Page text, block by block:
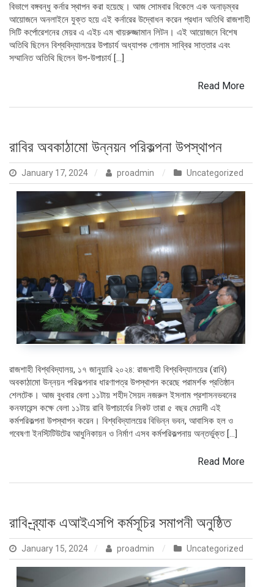
বিভাগে বঙ্গবন্ধু কর্নার স্থাপন করা হয়েছে। আজ সোমবার বিকেলে এক অনাড়ম্বর
আয়োজনে অনলাইনে যুক্ত হয়ে এই কর্নারের উদ্বোধন করেন প্রধান অতিথি রাজশাহী
সিটি কর্পোরেশনের মেয়র এ এইচ এম খায়রুজ্জামান লিটন। এই আয়োজনে বিশেষ
অতিথি ছিলেন বিশ্ববিদ্যালয়ের উপাচার্য অধ্যাপক গোলাম সাব্বির সাত্তার এবং
সম্মানিত অতিথি ছিলেন উপ-উপাচার্য […]
Read More
রাবির অবকাঠামো উন্নয়ন পরিকল্পনা উপস্থাপন
January 17, 2024 proadmin Uncategorized
রাজশাহী বিশ্ববিদ্যালয়, ১৭ জানুয়ারি ২০২৪: রাজশাহী বিশ্ববিদ্যালয়ের (রাবি)
অবকাঠামো উন্নয়ন পরিকল্পনার ধারণাপত্র উপস্থাপন করেছে পরামর্শক প্রতিষ্ঠান
শেলটেক। আজ বুধবার বেলা ১১টায় শহীদ সৈয়দ নজরুল ইসলাম প্রশাসনভবনের
কনফারেন্স কক্ষে বেলা ১১টায় রাবি উপাচার্যের নিকট তারা ৫ বছর মেয়াদী এই
কর্মপরিকল্পনা উপস্থাপন করেন। বিশ্ববিদ্যালয়ের বিভিন্ন ভবন, আবাসিক হল ও
গবেষণা ইনস্টিটিউটের আধুনিকায়ন ও নির্মাণ এসব কর্মপরিকল্পনায় অন্তর্ভুক্ত […]
Read More
রাবি-ব্র্যাক এআইএসপি কর্মসূচির সমাপনী অনুষ্ঠিত
January 15, 2024 proadmin Uncategorized